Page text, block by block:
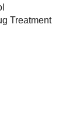
Treatment